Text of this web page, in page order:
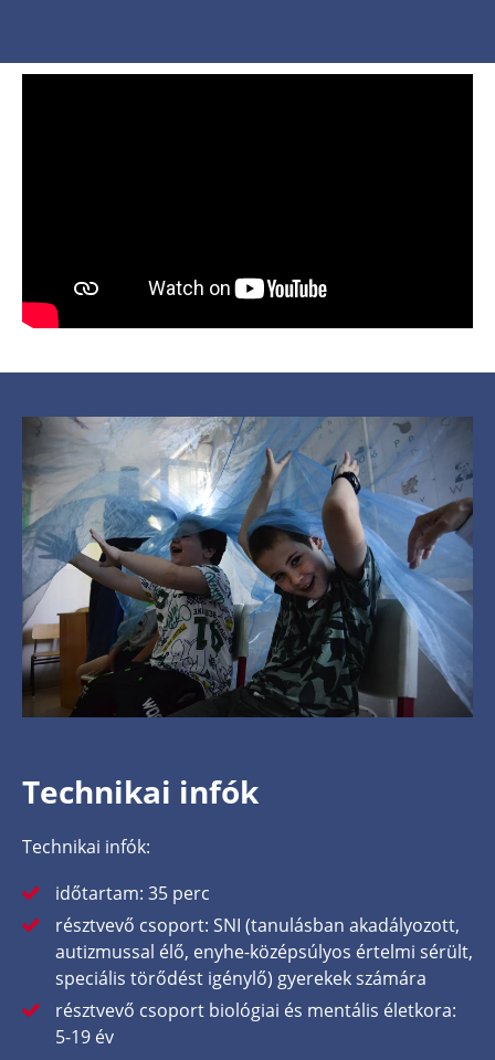
Technikai infók
Technikai infók:
időtartam: 35 perc
résztvevő csoport: SNI (tanulásban akadályozott,
autizmussal élő, enyhe-középsúlyos értelmi sérült,
speciális törődést igénylő) gyerekek számára
résztvevő csoport biológiai és mentális életkora:
5-19 év